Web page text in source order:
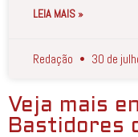
LEIA MAIS »
Redação 30 de
Veja mais
Bastidores